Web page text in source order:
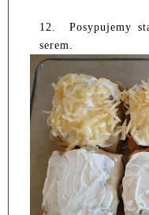
12.
Posypujemy
serem.